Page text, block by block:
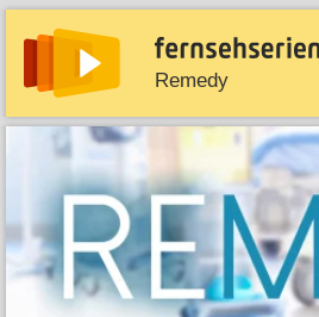
Remedy
News Entdecken